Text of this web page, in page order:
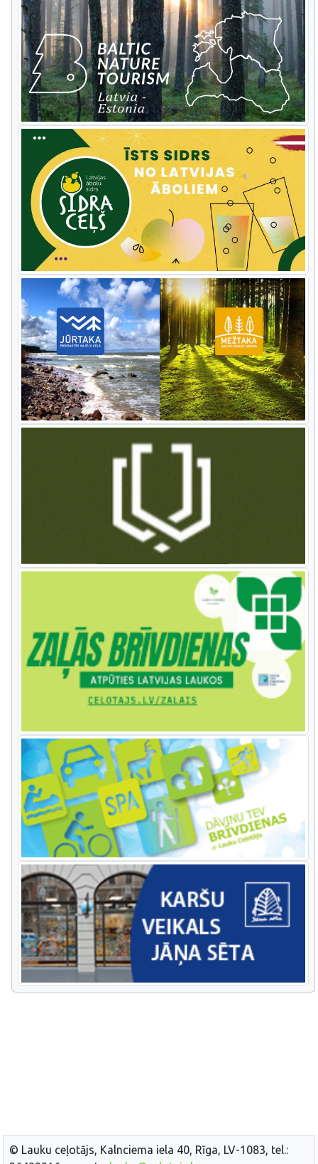
© Lauku ceļotājs, Kalnciema iela 40, Rīga, LV-1083, tel.: